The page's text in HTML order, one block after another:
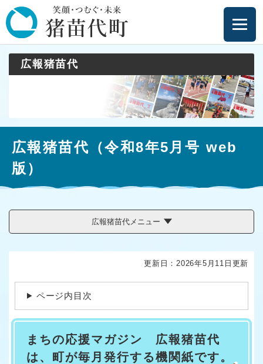
ー
ジ
の
メニューを飛ばして本文へ
広報猪苗代
広報猪苗代（令和8年5月号 web
版）
広報猪苗代メニュー
更新日：2026年5月11日更新
ページ内目次
まちの応援マガジン 広報猪苗代
は、町が毎月発行する機関紙です。